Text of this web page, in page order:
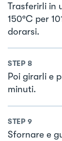
Trasferirli in
150°C per
dorarsi.
STEP 8
Poi girarli e
minuti.
STEP 9
Sfornare e